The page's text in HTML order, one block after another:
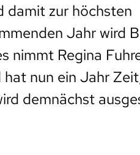
damit zur höchsten
Jahr wird
nimmt Regina
nun ein Jahr
demnächst